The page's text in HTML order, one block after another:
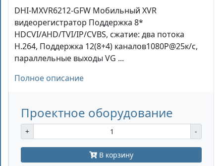
DHI-MXVR6212-GFW Мобильный XVR
видеорегистратор Поддержка 8*
HDCVI/AHD/TVI/IP/CVBS, сжатие: два потока
H.264, Поддержка 12(8+4) каналов1080P@25к/с,
параллельные выходы VG ...
Полное описание
Проектное оборудование
+ -
В корзину